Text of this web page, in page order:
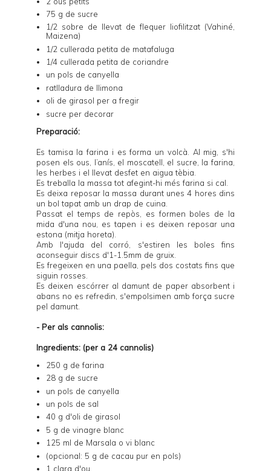
75 g de sucre
1/2 sobre de llevat de flequer liofilitzat (Vahiné,
Maizena)
1/2 cullerada petita de matafaluga
1/4 cullerada petita de coriandre
un pols de canyella
ratlladura de llimona
oli de girasol per a fregir
sucre per decorar
Preparació:
Es tamisa la farina i es forma un volcà. Al mig, s'hi
posen els ous, l’anís, el moscatell, el sucre, la farina,
les herbes i el llevat desfet en aigua tèbia.
Es treballa la massa tot afegint-hi més farina si cal.
Es deixa reposar la massa durant unes 4 hores dins
un bol tapat amb un drap de cuina.
Passat el temps de repòs, es formen boles de la
mida d'una nou, es tapen i es deixen reposar una
estona (mitja horeta).
Amb l'ajuda del corró, s'estiren les boles fins
aconseguir discs d'1-1.5mm de gruix.
Es fregeixen en una paella, pels dos costats fins que
siguin rosses.
Es deixen escórrer al damunt de paper absorbent i
abans no es refredin, s'empolsimen amb força sucre
pel damunt.
- Per als cannolis:
Ingredients: (per a 24 cannolis)
250 g de farina
28 g de sucre
un pols de canyella
un pols de sal
40 g d'oli de girasol
5 g de vinagre blanc
125 ml de Marsala o vi blanc
(opcional: 5 g de cacau pur en pols)
1 clara d'ou